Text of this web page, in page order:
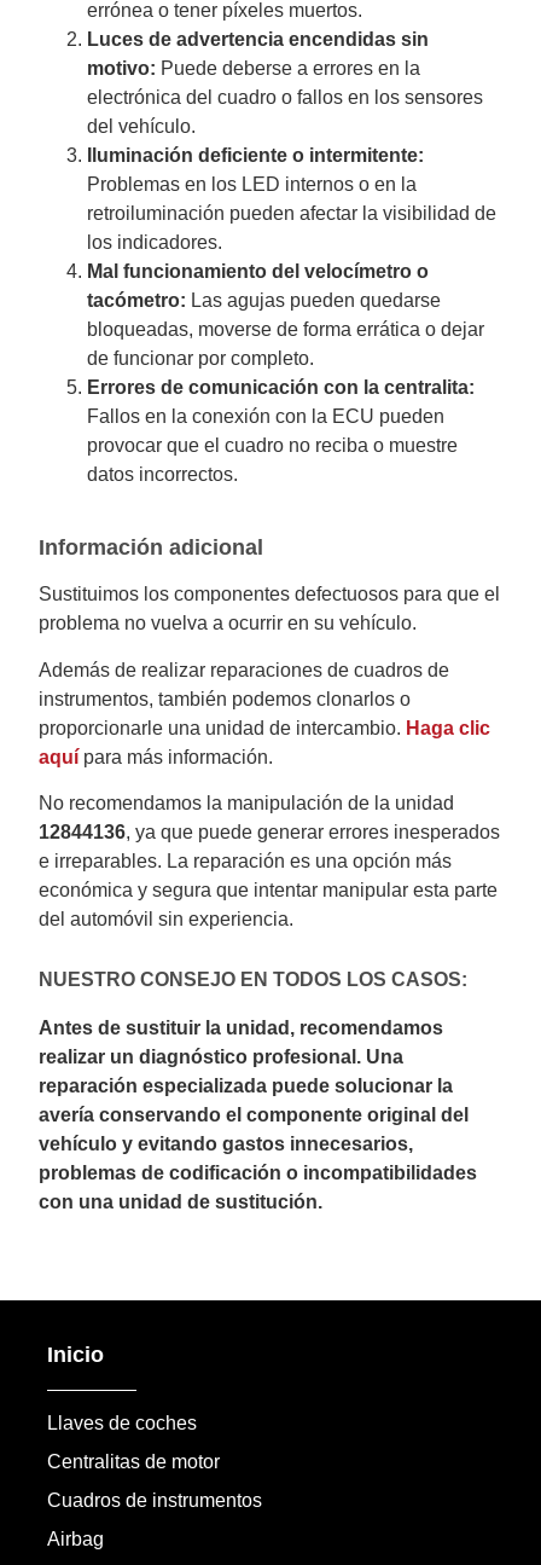
errónea o tener píxeles muertos.
Luces de advertencia encendidas sin
motivo: Puede deberse a errores en la
electrónica del cuadro o fallos en los sensores
del vehículo.
Iluminación deficiente o intermitente:
Problemas en los LED internos o en la
retroiluminación pueden afectar la visibilidad de
los indicadores.
Mal funcionamiento del velocímetro o
tacómetro: Las agujas pueden quedarse
bloqueadas, moverse de forma errática o dejar
de funcionar por completo.
Errores de comunicación con la centralita:
Fallos en la conexión con la ECU pueden
provocar que el cuadro no reciba o muestre
datos incorrectos.
Información adicional
Sustituimos los componentes defectuosos para que el
problema no vuelva a ocurrir en su vehículo.
Además de realizar reparaciones de cuadros de
instrumentos, también podemos clonarlos o
proporcionarle una unidad de intercambio. Haga clic
aquí para más información.
No recomendamos la manipulación de la unidad
12844136, ya que puede generar errores inesperados
e irreparables. La reparación es una opción más
económica y segura que intentar manipular esta parte
del automóvil sin experiencia.
NUESTRO CONSEJO EN TODOS LOS CASOS:
Antes de sustituir la unidad, recomendamos
realizar un diagnóstico profesional. Una
reparación especializada puede solucionar la
avería conservando el componente original del
vehículo y evitando gastos innecesarios,
problemas de codificación o incompatibilidades
con una unidad de sustitución.
Inicio
Llaves de coches
Centralitas de motor
Cuadros de instrumentos
Airbag